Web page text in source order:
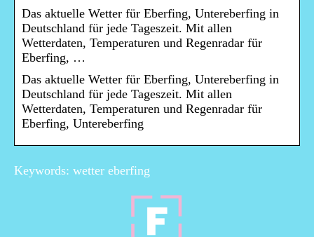
Das aktuelle Wetter für Eberfing, Untereberfing in
Deutschland für jede Tageszeit. Mit allen
Wetterdaten, Temperaturen und Regenradar für
Eberfing, …
Das aktuelle Wetter für Eberfing, Untereberfing in
Deutschland für jede Tageszeit. Mit allen
Wetterdaten, Temperaturen und Regenradar für
Eberfing, Untereberfing
Keywords: wetter eberfing